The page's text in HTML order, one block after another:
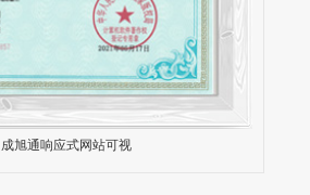
成旭通响应式网站可视